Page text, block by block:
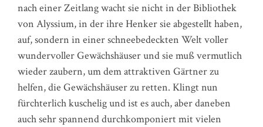
nach einer Zeitlang wacht sie nicht in der Bibliothek
von Alyssium, in der ihre Henker sie abgestellt haben,
auf, sondern in einer schneebedeckten Welt voller
wundervoller Gewächshäuser und sie muß vermutlich
wieder zaubern, um dem attraktiven Gärtner zu
helfen, die Gewächshäuser zu retten. Klingt nun
fürchterlich kuschelig und ist es auch, aber daneben
auch sehr spannend durchkomponiert mit vielen